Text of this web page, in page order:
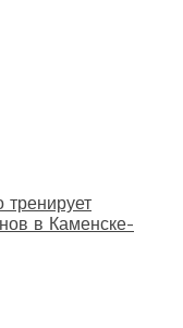
тренирует
в Каменске-